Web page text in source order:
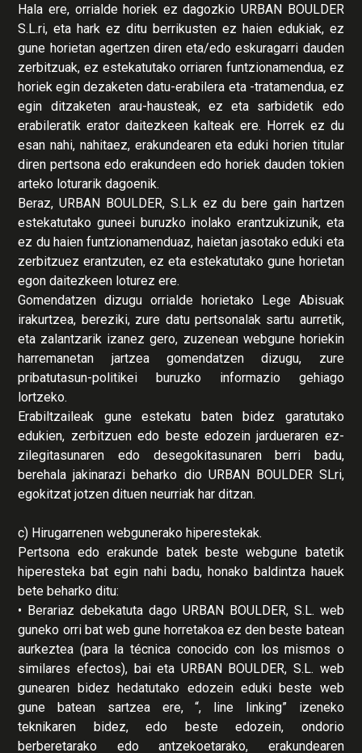
Hala ere, orrialde horiek ez dagozkio URBAN BOULDER
S.L.ri, eta hark ez ditu berrikusten ez haien edukiak, ez
gune horietan agertzen diren eta/edo eskuragarri dauden
zerbitzuak, ez estekatutako orriaren funtzionamendua, ez
horiek egin dezaketen datu-erabilera eta -tratamendua, ez
egin ditzaketen arau-hausteak, ez eta sarbidetik edo
erabileratik erator daitezkeen kalteak ere. Horrek ez du
esan nahi, nahitaez, erakundearen eta eduki horien titular
diren pertsona edo erakundeen edo horiek dauden tokien
arteko loturarik dagoenik.
Beraz, URBAN BOULDER, S.L.k ez du bere gain hartzen
estekatutako guneei buruzko inolako erantzukizunik, eta
ez du haien funtzionamenduaz, haietan jasotako eduki eta
zerbitzuez erantzuten, ez eta estekatutako gune horietan
egon daitezkeen loturez ere.
Gomendatzen dizugu orrialde horietako Lege Abisuak
irakurtzea, bereziki, zure datu pertsonalak sartu aurretik,
eta zalantzarik izanez gero, zuzenean webgune horiekin
harremanetan jartzea gomendatzen dizugu, zure
pribatutasun-politikei buruzko informazio gehiago
lortzeko.
Erabiltzaileak gune estekatu baten bidez garatutako
edukien, zerbitzuen edo beste edozein jardueraren ez-
zilegitasunaren edo desegokitasunaren berri badu,
berehala jakinarazi beharko dio URBAN BOULDER SLri,
egokitzat jotzen dituen neurriak har ditzan.
c) Hirugarrenen webgunerako hiperestekak.
Pertsona edo erakunde batek beste webgune batetik
hiperesteka bat egin nahi badu, honako baldintza hauek
bete beharko ditu:
• Berariaz debekatuta dago URBAN BOULDER, S.L. web
guneko orri bat web gune horretakoa ez den beste batean
aurkeztea (para la técnica conocido con los mismos o
similares efectos), bai eta URBAN BOULDER, S.L. web
gunearen bidez hedatutako edozein eduki beste web
gune batean sartzea ere, “, line linking” izeneko
teknikaren bidez, edo beste edozein, ondorio
berberetarako edo antzekoetarako, erakundearen